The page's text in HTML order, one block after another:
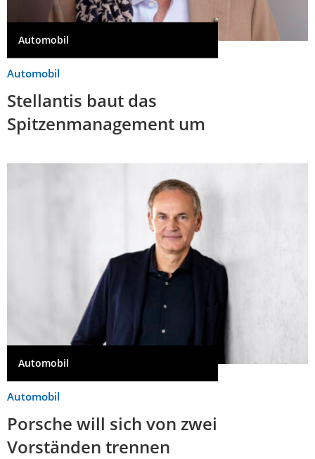
Automobil
Automobil
Stellantis baut das
Spitzenmanagement um
Automobil
Automobil
Porsche will sich von zwei
Vorständen trennen